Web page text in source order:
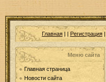
Главная| | Регистрация|
Меню сайта
Главная страница
Новости сайта